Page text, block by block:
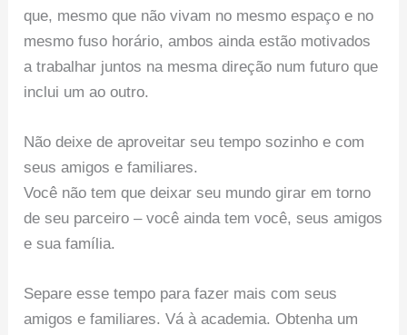
que, mesmo que não vivam no mesmo espaço e no
mesmo fuso horário, ambos ainda estão motivados
a trabalhar juntos na mesma direção num futuro que
inclui um ao outro.
Não deixe de aproveitar seu tempo sozinho e com
seus amigos e familiares.
Você não tem que deixar seu mundo girar em torno
de seu parceiro – você ainda tem você, seus amigos
e sua família.
Separe esse tempo para fazer mais com seus
amigos e familiares. Vá à academia. Obtenha um